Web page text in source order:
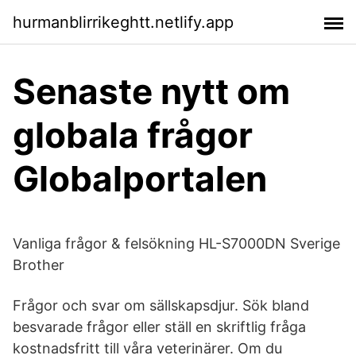
hurmanblirrikeghtt.netlify.app
Senaste nytt om
globala frågor
Globalportalen
Vanliga frågor & felsökning HL-S7000DN Sverige
Brother
Frågor och svar om sällskapsdjur. Sök bland
besvarade frågor eller ställ en skriftlig fråga
kostnadsfritt till våra veterinärer. Om du